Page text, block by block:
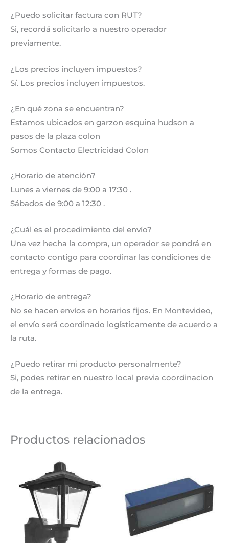
¿Puedo solicitar factura con RUT?
Si, recordá solicitarlo a nuestro operador
previamente.
¿Los precios incluyen impuestos?
Sí. Los precios incluyen impuestos.
¿En qué zona se encuentran?
Estamos ubicados en garzon esquina hudson a
pasos de la plaza colon
Somos Contacto Electricidad Colon
¿Horario de atención?
Lunes a viernes de 9:00 a 17:30 .
Sábados de 9:00 a 12:30 .
¿Cuál es el procedimiento del envío?
Una vez hecha la compra, un operador se pondrá en
contacto contigo para coordinar las condiciones de
entrega y formas de pago.
¿Horario de entrega?
No se hacen envíos en horarios fijos. En Montevideo,
el envío será coordinado logísticamente de acuerdo a
la ruta.
¿Puedo retirar mi producto personalmente?
Si, podes retirar en nuestro local previa coordinacion
de la entrega.
Productos relacionados